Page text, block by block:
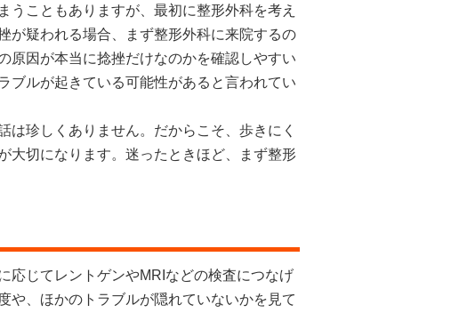
うこともありますが、最初に整形外科を考え
が疑われる場合、まず整形外科に来院するの
原因が本当に捻挫だけなのかを確認しやすい
ブルが起きている可能性があると言われてい
は珍しくありません。だからこそ、歩きにく
大切になります。迷ったときほど、まず整形
応じてレントゲンやMRIなどの検査につなげ
や、ほかのトラブルが隠れていないかを見て